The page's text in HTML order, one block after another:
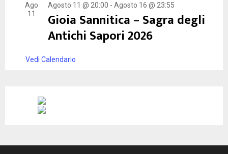
Ago
11
Agosto 11 @ 20:00 - Agosto 16 @ 23:55
Gioia Sannitica – Sagra degli
Antichi Sapori 2026
Vedi Calendario